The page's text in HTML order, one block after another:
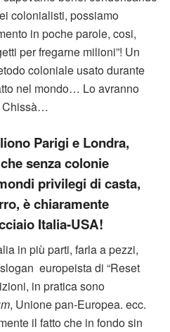
colonialisti, possiamo
in poche parole, cosi,
per fregarne milioni”! Un
coloniale usato durante
nel mondo… Lo avranno
Chissà…
Parigi e Londra,
senza colonie
privilegi di casta,
è chiaramente
Italia-USA!
in più parti, farla a pezzi,
europeista di “Reset
in pratica sono
, Unione pan-Europea. ecc.
il fatto che in fondo sin